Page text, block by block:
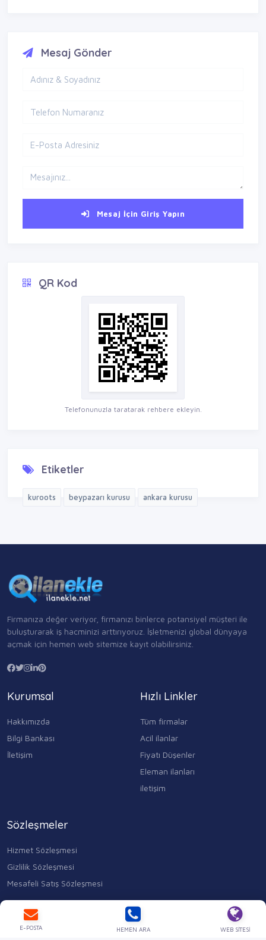
Mesaj Gönder
Mesaj İçin Giriş Yapın
QR Kod
Telefonunuzla taratarak rehbere ekleyin.
Etiketler
kuroots beypazarı kurusu ankara kurusu
Firmanıza değer veriyor, firmanızı binlerce potansiyel müşteri ile
buluşturarak iş hacminizi arttırıyoruz. İşletmenizi global dünyaya
açmak için hemen web sitemize kayıt olabilirsiniz.
Kurumsal
Hakkımızda
Bilgi Bankası
İletişim
Hızlı Linkler
Tüm firmalar
Acil ilanlar
Fiyatı Düşenler
Eleman ilanları
iletişim
Sözleşmeler
Hizmet Sözleşmesi
Gizlilik Sözleşmesi
Mesafeli Satış Sözleşmesi
Kocasinan Merkez, Mahmutbey Cd. No:353 D:1, 34400 Bahçelievler/
İstanbul
0543 315 17 84
E-POSTA HEMEN ARA WEB SITESI